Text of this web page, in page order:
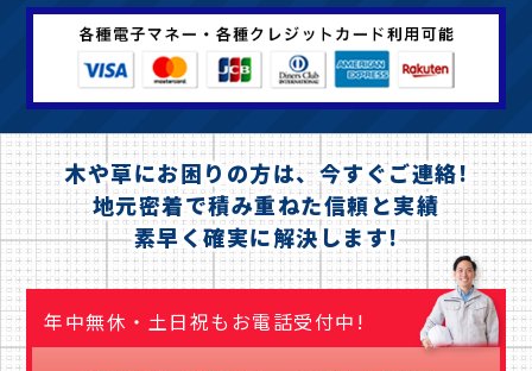
木や草にお困りの方は、今すぐご連絡!
地元密着で積み重ねた信頼と実績
素早く確実に解決します!
年中無休・土日祝もお電話受付中!